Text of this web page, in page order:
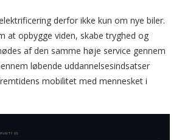
derfor ikke kun om nye biler.
at opbygge viden, skabe tryghed og
af den samme høje service gennem
løbende uddannelsesindsatser
mobilitet med mennesket i